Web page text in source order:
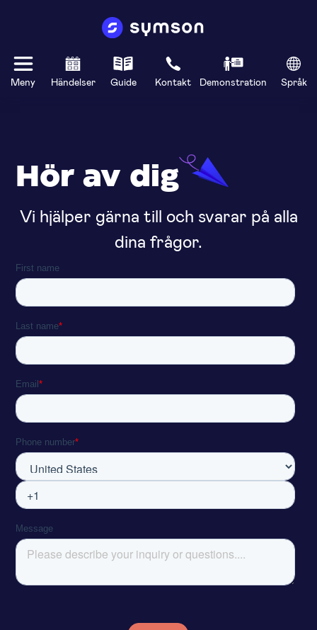
Meny Händelser Guide Kontakt Demonstration Språk
Hör av dig
Vi hjälper gärna till och svarar på alla
dina frågor.